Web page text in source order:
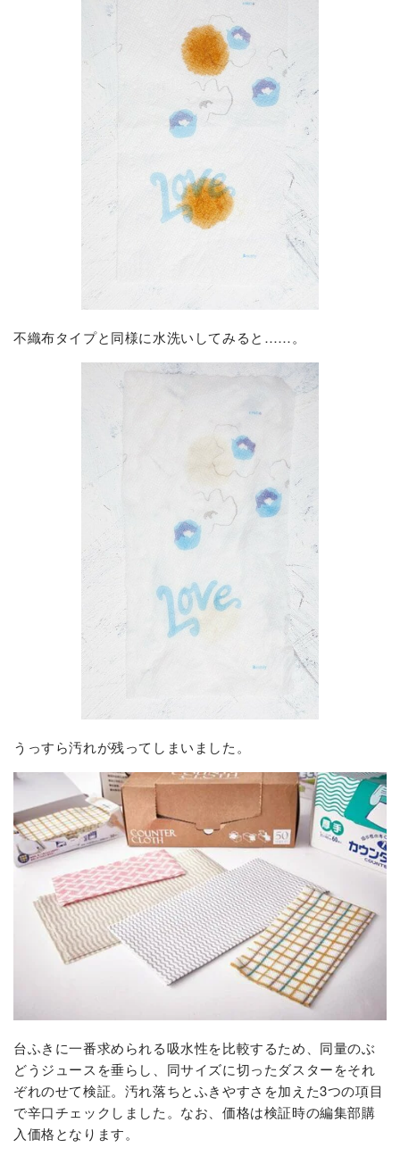
不織布タイプと同様に水洗いしてみると……。
うっすら汚れが残ってしまいました。
台ふきに一番求められる吸水性を比較するため、同量のぶ
どうジュースを垂らし、同サイズに切ったダスターをそれ
ぞれのせて検証。汚れ落ちとふきやすさを加えた3つの項目
で辛口チェックしました。なお、価格は検証時の編集部購
入価格となります。